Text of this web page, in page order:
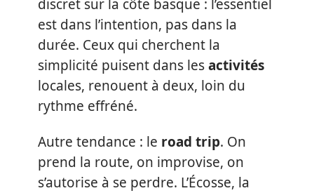
discret sur la côte basque : l’essentiel
est dans l’intention, pas dans la
durée. Ceux qui cherchent la
simplicité puisent dans lesactivités
locales, renouent à deux, loin du
rythme effréné.
Autre tendance : le road trip. On
prend la route, on improvise, on
s’autorise à se perdre. L’Écosse, la